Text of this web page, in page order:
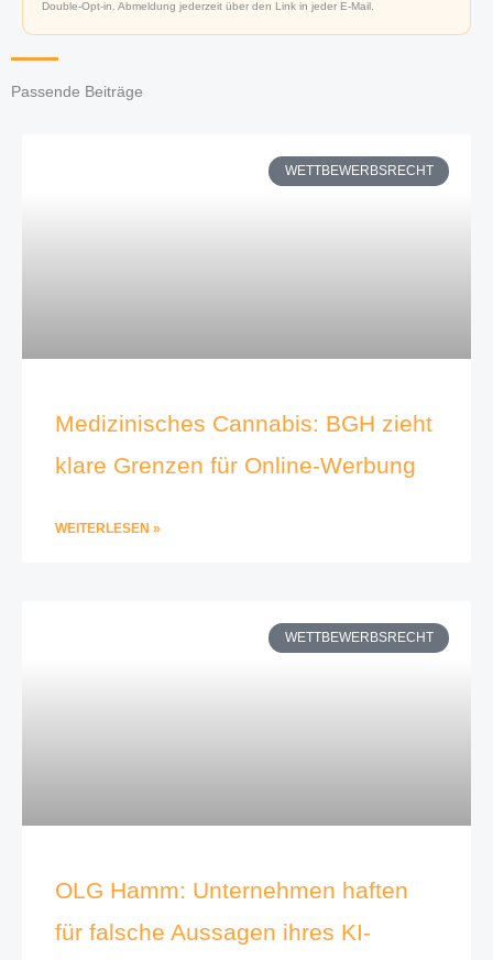
Double-Opt-in. Abmeldung jederzeit über den Link in jeder E-Mail.
Passende Beiträge
WETTBEWERBSRECHT
Medizinisches Cannabis: BGH zieht
klare Grenzen für Online-Werbung
WEITERLESEN »
WETTBEWERBSRECHT
OLG Hamm: Unternehmen haften
für falsche Aussagen ihres KI-